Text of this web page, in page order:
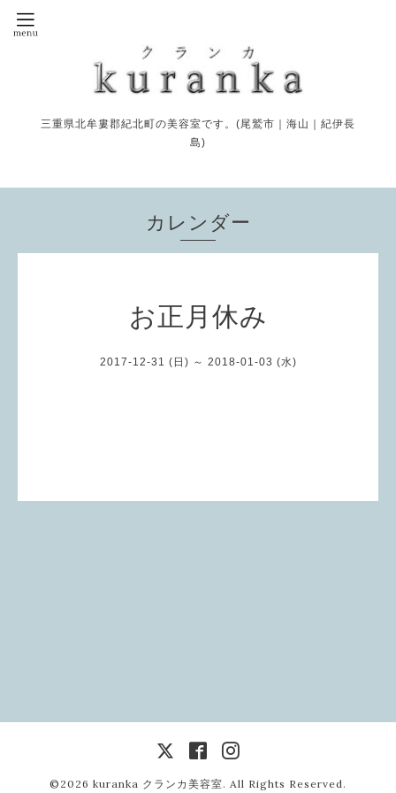
三重県北牟婁郡紀北町の美容室です。(尾鷲市｜海山｜紀伊長
島)
カレンダー
お正月休み
2017-12-31 (日) ～ 2018-01-03 (水)
©2026 kuranka クランカ美容室. All Rights Reserved.